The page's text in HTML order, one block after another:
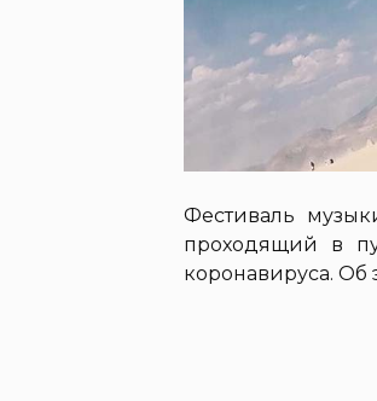
Фестиваль
проходящий в
коронавируса. Об